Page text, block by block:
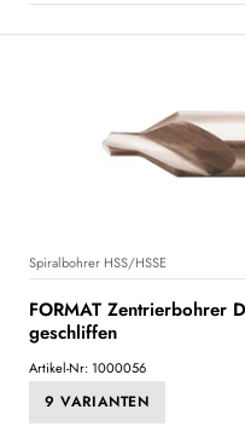
Spiralbohrer HSS/HSSE
FORMAT Zentrierbohrer
geschliffen
Artikel-Nr: 1000056
9 VARIANTEN